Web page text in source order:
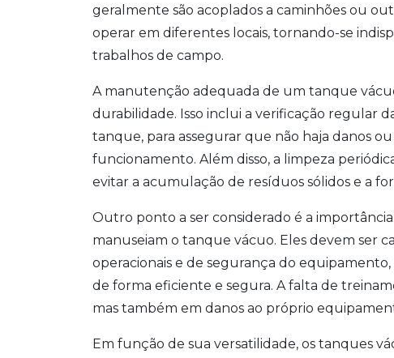
geralmente são acoplados a caminhões ou
operar em diferentes locais, tornando-se
trabalhos de campo.
A manutenção adequada de um tanque
durabilidade. Isso inclui a verificação regular
tanque, para assegurar que não haja danos
funcionamento. Além disso, a limpeza
evitar a acumulação de resíduos sólidos e a
Outro ponto a ser considerado é a
manuseiam o tanque vácuo. Eles devem ser
operacionais e de segurança do
de forma eficiente e segura. A falta de
mas também em danos ao próprio
Em função de sua versatilidade, os tanques